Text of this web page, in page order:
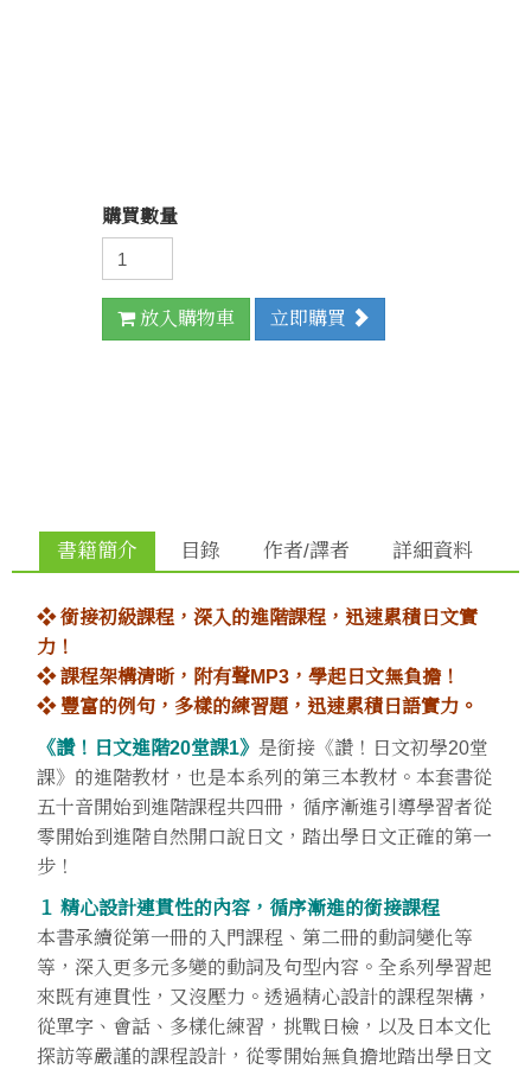
購買數量
放入購物車 立即購買
書籍簡介 目錄 作者/譯者 詳細資料
❖ 銜接初級課程，深入的進階課程，迅速累積日文實
力！
❖ 課程架構清晣，附有聲MP3，學起日文無負擔！
❖ 豐富的例句，多樣的練習題，迅速累積日語實力。
《讚！日文進階20堂課1》 是銜接《讚！日文初學20堂
課》的進階教材，也是本系列的第三本教材。本套書從
五十音開始到進階課程共四冊，循序漸進引導學習者從
零開始到進階自然開口說日文，踏出學日文正確的第一
步！
１ 精心設計連貫性的內容，循序漸進的銜接課程
本書承續從第一冊的入門課程、第二冊的動詞變化等
等，深入更多元多變的動詞及句型內容。全系列學習起
來既有連貫性，又沒壓力。透過精心設計的課程架構，
從單字、會話、多樣化練習，挑戰日檢，以及日本文化
探訪等嚴謹的課程設計，從零開始無負擔地踏出學日文